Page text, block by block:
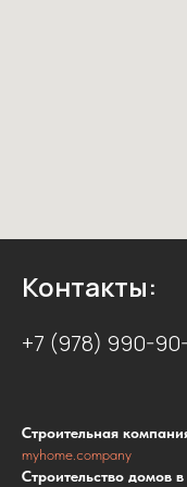
Контакты:
+7 (978) 990-
Строительная
myhome.company
Строительство домов